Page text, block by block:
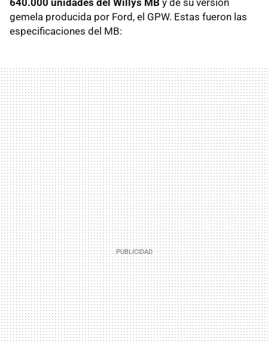
640.000 unidades del Willys MB y de su versión
gemela producida por Ford, el GPW. Estas fueron las
especificaciones del MB: